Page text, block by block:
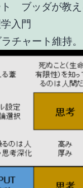
ト ブッダが教
入門
チャート維持。